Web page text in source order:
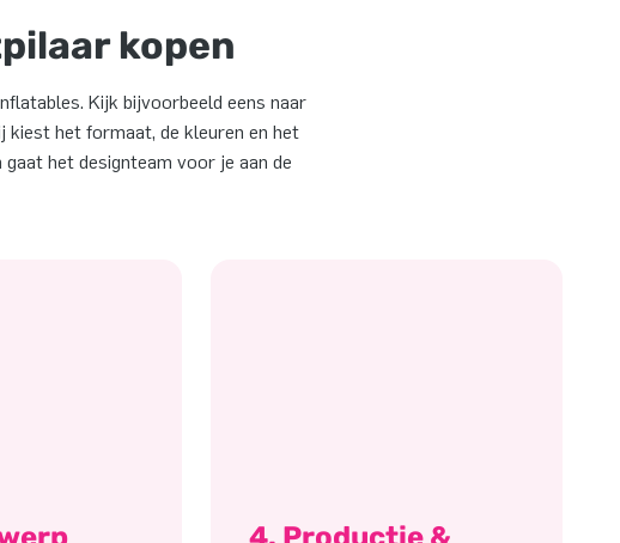
kopen
Kijk bijvoorbeeld eens naar
kiest het formaat, de kleuren en het
het designteam voor je aan de